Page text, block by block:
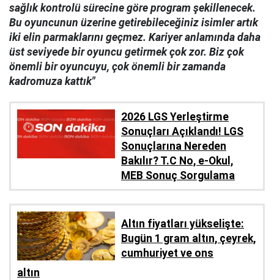
sağlık kontrolü sürecine göre program şekillenecek.
Bu oyuncunun üzerine getirebileceğiniz isimler artık
iki elin parmaklarını geçmez. Kariyer anlamında daha
üst seviyede bir oyuncu getirmek çok zor. Biz çok
önemli bir oyuncuyu, çok önemli bir zamanda
kadromuza kattık"
2026 LGS Yerleştirme
Sonuçları Açıklandı! LGS
Sonuçlarına Nereden
Bakılır? T.C No, e-Okul,
MEB Sonuç Sorgulama
Altın fiyatları yükselişte:
Bugün 1 gram altın, çeyrek,
cumhuriyet ve ons
altın